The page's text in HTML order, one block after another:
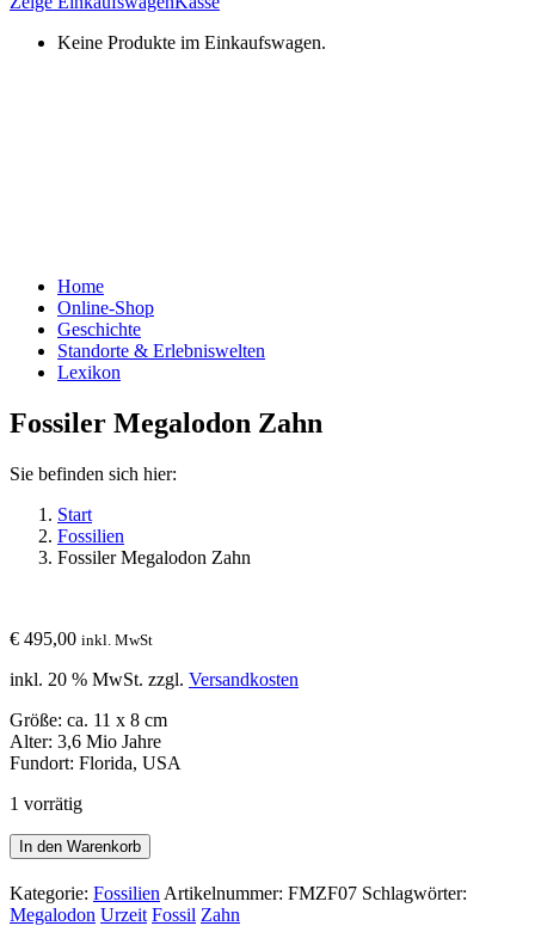
Keine Produkte im Einkaufswagen.
Home
Online-Shop
Geschichte
Standorte & Erlebniswelten
Lexikon
Fossiler Megalodon Zahn
Sie befinden sich hier:
Start
Fossilien
Fossiler Megalodon Zahn
€ 495,00 inkl. MwSt
inkl. 20 % MwSt. zzgl. Versandkosten
Größe: ca. 11 x 8 cm
Alter: 3,6 Mio Jahre
Fundort: Florida, USA
1 vorrätig
Fossiler
Megalodon
Zahn
Menge
In den Warenkorb
Kategorie: Fossilien Artikelnummer: FMZF07 Schlagwörter:
Megalodon Urzeit Fossil Zahn